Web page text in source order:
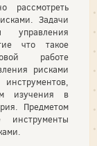
рассмотреть
Задачи
что такое
работе
рисками
изучения в
Предметом
инструменты